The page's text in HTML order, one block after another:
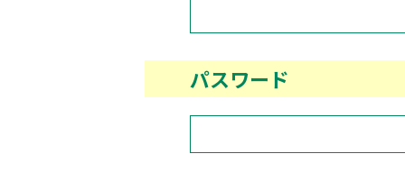
パスワード